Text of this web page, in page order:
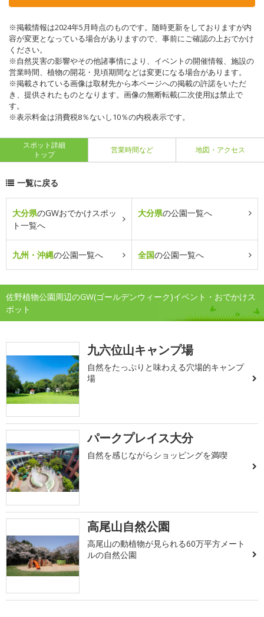
※掲載情報は2024年5月時点のものです。随時更新をしておりますが内
容が変更となっている場合がありますので、事前にご確認の上おでかけ
ください。
※自然災害の影響やその他諸事情により、イベントの開催情報、施設の
営業時間、植物の開花・見頃期間などは変更になる場合があります。
※掲載されている画像は取材先から本ページへの掲載の許諾をいただ
き、提供されたものとなります。画像の無断転載(二次使用)は禁止で
す。
※表示料金は消費税8％ないし10％の内税表示です。
スポット詳細
トップ
営業時間など 地図・アクセス
一覧に戻る
大分県のGWおでかけスポッ
ト一覧へ
大分県の公園一覧へ
九州・沖縄の公園一覧へ 全国の公園一覧へ
佐野植物公園周辺のGW(ゴールデンウィーク)イベント・おでかけス
ポット
九六位山キャンプ場
自然をたっぷりと味わえる穴場的キャンプ
場
パークプレイス大分
自然を感じながらショッピングを満喫
高尾山自然公園
高尾山の動植物が見られる60万平方メート
ルの自然公園